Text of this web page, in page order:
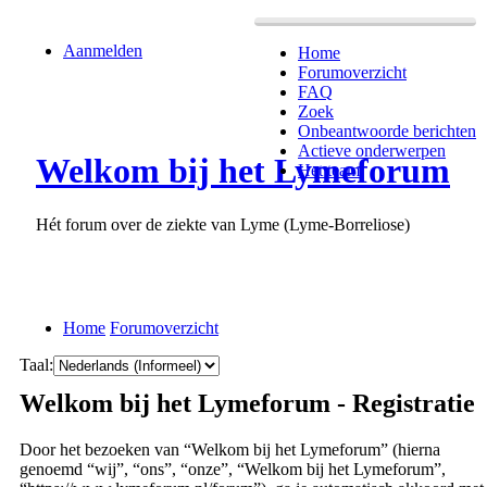
Home
Forumoverzicht
FAQ
Zoek
Onbeantwoorde berichten
Actieve onderwerpen
Het team
Aanmelden
Welkom bij het Lymeforum
Hét forum over de ziekte van Lyme (Lyme-Borreliose)
Home Forumoverzicht
Taal:
Welkom bij het Lymeforum - Registratie
Door het bezoeken van “Welkom bij het Lymeforum” (hierna
genoemd “wij”, “ons”, “onze”, “Welkom bij het Lymeforum”,